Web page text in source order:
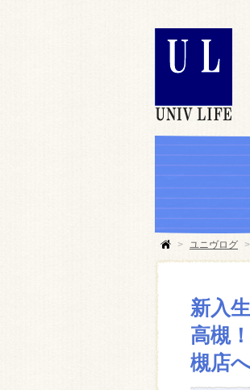
> ユニヴログ >
新入
高槻
槻店へ